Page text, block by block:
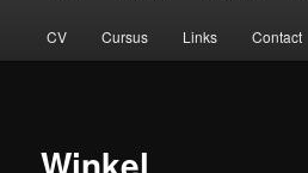
CV Cursus Links Contact